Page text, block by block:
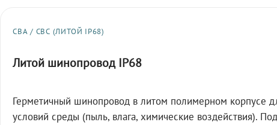
СВА / СВС (ЛИТОЙ IP68)
Литой шинопровод IP68
Герметичный шинопровод в литом полимерном корпусе
условий среды (пыль, влага, химические воздействия).